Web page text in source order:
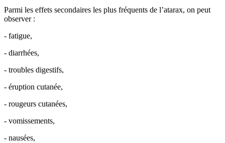
Parmi les effets secondaires les plus fréquents de l’atarax, on peut
observer :
- fatigue,
- diarrhées,
- troubles digestifs,
- éruption cutanée,
- rougeurs cutanées,
- vomissements,
- nausées,